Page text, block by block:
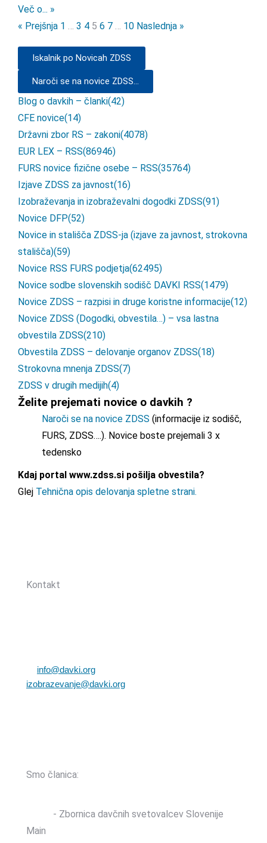
Več o... »
« Prejšnja 1 3 4 5 6 7 10 Naslednja »
Iskalnik po Novicah ZDSS
Naroči se na novice ZDSS...
Blog o davkih – članki(42)
CFE novice(14)
Državni zbor RS – zakoni(4078)
EUR LEX – RSS(86946)
FURS novice fizične osebe – RSS(35764)
Izjave ZDSS za javnost(16)
Izobraževanja in izobraževalni dogodki ZDSS(91)
Novice DFP(52)
Novice in stališča ZDSS-ja (izjave za javnost, strokovna
stališča)(59)
Novice RSS FURS podjetja(62495)
Novice sodbe slovenskih sodišč DAVKI RSS(1479)
Novice ZDSS – razpisi in druge koristne informacije(12)
Novice ZDSS (Dogodki, obvestila…) – vsa lastna
obvestila ZDSS(210)
Obvestila ZDSS – delovanje organov ZDSS(18)
Strokovna mnenja ZDSS(7)
ZDSS v drugih medijih(4)
Želite prejemati novice o davkih ?
Naroči se na novice ZDSS (informacije iz sodišč,
FURS, ZDSS….). Novice boste prejemali 3 x
tedensko
Kdaj portal www.zdss.si pošilja obvestila?
Glej Tehnična opis delovanja spletne strani.
Kontakt
info@davki.org
izobrazevanje@davki.org
Smo članica:
- Zbornica davčnih svetovalcev Slovenije
Main